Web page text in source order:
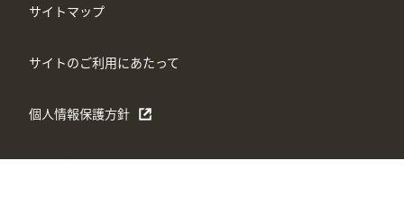
サイトマップ
サイトのご利用にあたって
個人情報保護方針